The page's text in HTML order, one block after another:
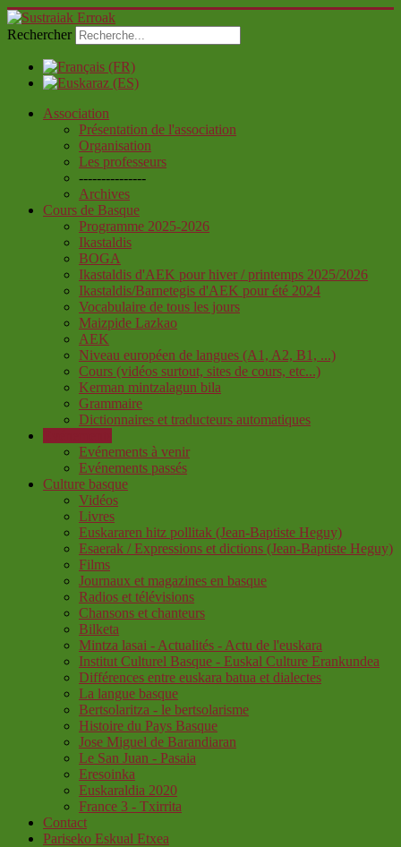
Rechercher
Association
Présentation de l'association
Organisation
Les professeurs
---------------
Archives
Cours de Basque
Programme 2025-2026
Ikastaldis
BOGA
Ikastaldis d'AEK pour hiver / printemps 2025/2026
Ikastaldis/Barnetegis d'AEK pour été 2024
Vocabulaire de tous les jours
Maizpide Lazkao
AEK
Niveau européen de langues (A1, A2, B1, ...)
Cours (vidéos surtout, sites de cours, etc...)
Kerman mintzalagun bila
Grammaire
Dictionnaires et traducteurs automatiques
Evénements à venir
Evénements passés
Culture basque
Vidéos
Livres
Euskararen hitz pollitak (Jean-Baptiste Heguy)
Esaerak / Expressions et dictions (Jean-Baptiste Heguy)
Films
Journaux et magazines en basque
Radios et télévisions
Chansons et chanteurs
Bilketa
Mintza lasai - Actualités - Actu de l'euskara
Institut Culturel Basque - Euskal Culture Erankundea
Différences entre euskara batua et dialectes
La langue basque
Bertsolaritza - le bertsolarisme
Histoire du Pays Basque
Jose Miguel de Barandiaran
Le San Juan - Pasaia
Eresoinka
Euskaraldia 2020
France 3 - Txirrita
Contact
Pariseko Eskual Etxea